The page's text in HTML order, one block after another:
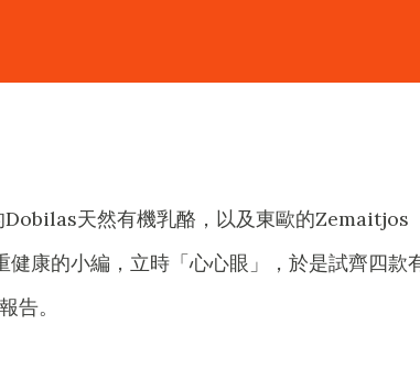
天然有機乳酪，以及東歐的Zemaitjos
康的小編，立時「心心眼」，於是試齊四款
告。